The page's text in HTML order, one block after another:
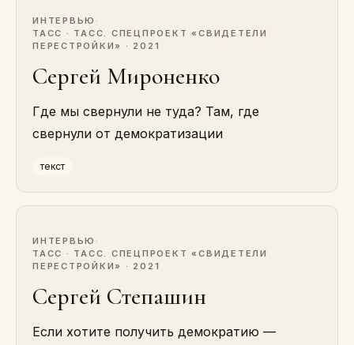
ИНТЕРВЬЮ ·
ТАСС · ТАСС. СПЕЦПРОЕКТ «СВИДЕТЕЛИ
ПЕРЕСТРОЙКИ» · 2021
Сергей Мироненко
Где мы свернули не туда? Там, где
свернули от демократизации
текст
ИНТЕРВЬЮ ·
ТАСС · ТАСС. СПЕЦПРОЕКТ «СВИДЕТЕЛИ
ПЕРЕСТРОЙКИ» · 2021
Сергей Степашин
Если хотите получить демократию —